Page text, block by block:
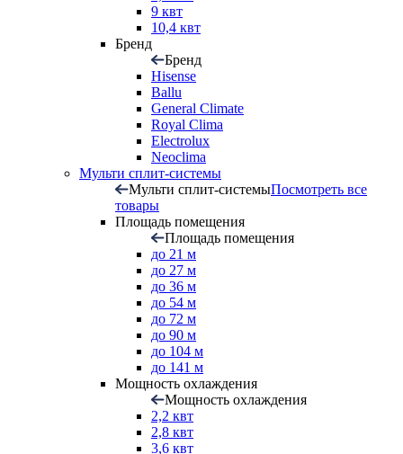
9 квт
10,4 квт
Бренд
Бренд
Hisense
Ballu
General Climate
Royal Clima
Electrolux
Neoclima
Мульти сплит-системы
Мульти сплит-системыПосмотреть все
товары
Площадь помещения
Площадь помещения
до 21 м
до 27 м
до 36 м
до 54 м
до 72 м
до 90 м
до 104 м
до 141 м
Мощность охлаждения
Мощность охлаждения
2,2 квт
2,8 квт
3,6 квт